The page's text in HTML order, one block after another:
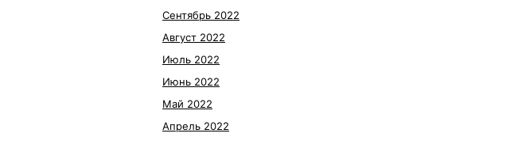
Сентябрь 2022
Август 2022
Июль 2022
Июнь 2022
Май 2022
Апрель 2022